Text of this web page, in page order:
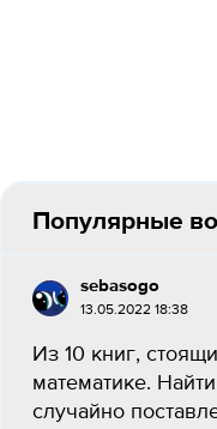
Популярные
sebasogo
13.05.2022 18:38
Из 10 книг,
математике.
случайно